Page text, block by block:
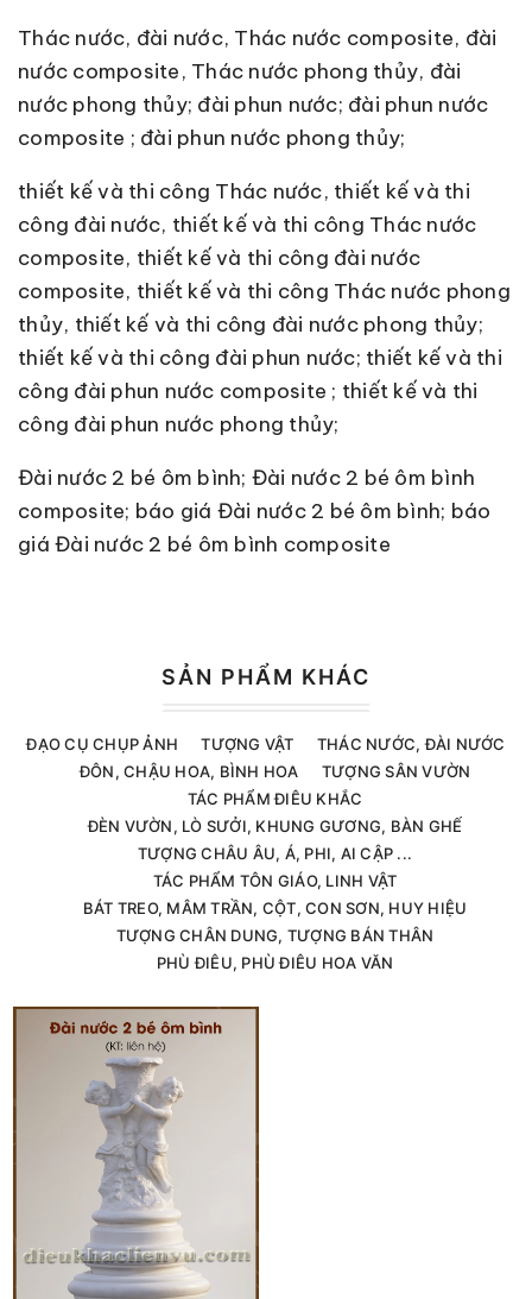
Thác nước, đài nước, Thác nước composite, đài
nước composite, Thác nước phong thủy, đài
nước phong thủy; đài phun nước; đài phun nước
composite ; đài phun nước phong thủy;
thiết kế và thi công Thác nước, thiết kế và thi
công đài nước, thiết kế và thi công Thác nước
composite, thiết kế và thi công đài nước
composite, thiết kế và thi công Thác nước phong
thủy, thiết kế và thi công đài nước phong thủy;
thiết kế và thi công đài phun nước; thiết kế và thi
công đài phun nước composite ; thiết kế và thi
công đài phun nước phong thủy;
Đài nước 2 bé ôm bình; Đài nước 2 bé ôm bình
composite; báo giá Đài nước 2 bé ôm bình; báo
giá Đài nước 2 bé ôm bình composite
SẢN PHẨM KHÁC
ĐẠO CỤ CHỤP ẢNH TƯỢNG VẬT
THÁC NƯỚC, ĐÀI NƯỚC
ĐÔN, CHẬU HOA, BÌNH HOA
TƯỢNG SÂN VƯỜN
TÁC PHẨM ĐIÊU KHẮC
ĐÈN VƯỜN, LÒ SƯỞI, KHUNG GƯƠNG, BÀN GHẾ
TƯỢNG CHÂU ÂU, Á, PHI, AI CẬP ...
TÁC PHẨM TÔN GIÁO, LINH VẬT
BÁT TREO, MÂM TRẦN, CỘT, CON SƠN, HUY HIỆU
TƯỢNG CHÂN DUNG, TƯỢNG BÁN THÂN
PHÙ ĐIÊU, PHÙ ĐIÊU HOA VĂN